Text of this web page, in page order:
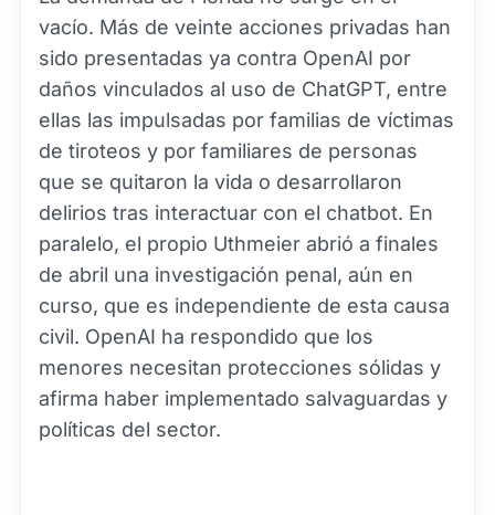
vacío. Más de veinte acciones privadas han
sido presentadas ya contra OpenAI por
daños vinculados al uso de ChatGPT, entre
ellas las impulsadas por familias de víctimas
de tiroteos y por familiares de personas
que se quitaron la vida o desarrollaron
delirios tras interactuar con el chatbot. En
paralelo, el propio Uthmeier abrió a finales
de abril una investigación penal, aún en
curso, que es independiente de esta causa
civil. OpenAI ha respondido que los
menores necesitan protecciones sólidas y
afirma haber implementado salvaguardas y
políticas del sector.